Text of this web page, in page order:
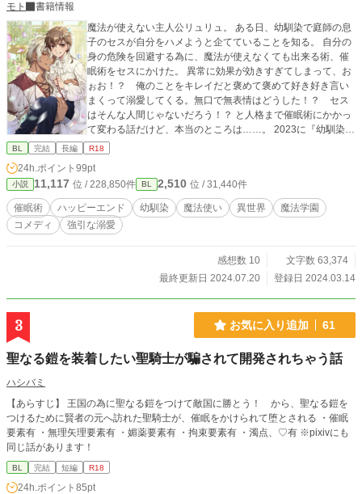
モト
書籍情報
魔法が使えない主人公リュリュ。 ある日、幼馴染で庭師の息
子のセスが自分をハメようと企てていることを知る。 自分の
身の危険を回避する為に、魔法が使えなくても出来る術、催
眠術をセスにかけた。 異常に効果が効きすぎてしまって、お
ぉお！？ 俺のことをキレイだと褒めて褒めて好き好き言い
まくって溺愛してくる。無口で無表情はどうした！？ セス
はそんな人間じゃないだろう！？ と人格まで催眠術にかかっ
て変わる話だけど、本当のところは……。 2023に『幼馴染に
催眠術をかけたら溺愛されまくちゃった⁉』で掲載しておりま
し直しました。 改稿前とストーリーがやや異なっています。
ムーンライトノベルズでも掲載しております。
BL 完結 長編 R18
24h.ポイント 99pt
小説 11,117 位 / 228,850件 BL 2,510 位 / 31,440件
催眠術 ハッピーエンド 幼馴染 魔法使い 異世界
魔法学園
コメディ
強引な溺愛
感想数 10
文字数 63,374
最終更新日 2024.07.20
登録日 2024.03.14
3 お気に入り追加 61
聖なる鎧を装着したい聖騎士が騙されて開発されちゃう話
ハシバミ
【あらすじ】 王国の為に聖なる鎧をつけて敵国に勝とう！ から、聖なる鎧を
つけるために賢者の元へ訪れた聖騎士が、催眠をかけられて堕とされる ・催眠
要素有 ・無理矢理要素有 ・媚薬要素有 ・拘束要素有 ・濁点、♡有 ※pixivにも
同じ話があります！
BL 完結 短編 R18
24h.ポイント 85pt